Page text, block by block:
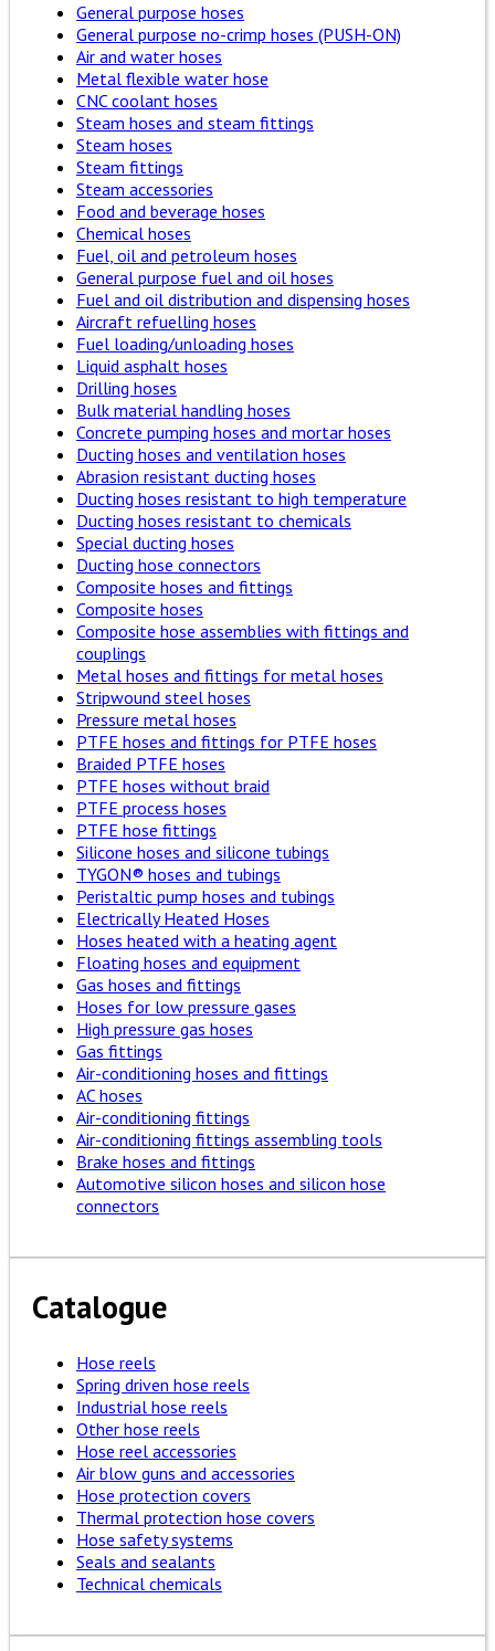
General purpose hoses
General purpose no-crimp hoses (PUSH-ON)
Air and water hoses
Metal flexible water hose
CNC coolant hoses
Steam hoses and steam fittings
Steam hoses
Steam fittings
Steam accessories
Food and beverage hoses
Chemical hoses
Fuel, oil and petroleum hoses
General purpose fuel and oil hoses
Fuel and oil distribution and dispensing hoses
Aircraft refuelling hoses
Fuel loading/unloading hoses
Liquid asphalt hoses
Drilling hoses
Bulk material handling hoses
Concrete pumping hoses and mortar hoses
Ducting hoses and ventilation hoses
Abrasion resistant ducting hoses
Ducting hoses resistant to high temperature
Ducting hoses resistant to chemicals
Special ducting hoses
Ducting hose connectors
Composite hoses and fittings
Composite hoses
Composite hose assemblies with fittings and
couplings
Metal hoses and fittings for metal hoses
Stripwound steel hoses
Pressure metal hoses
PTFE hoses and fittings for PTFE hoses
Braided PTFE hoses
PTFE hoses without braid
PTFE process hoses
PTFE hose fittings
Silicone hoses and silicone tubings
TYGON® hoses and tubings
Peristaltic pump hoses and tubings
Electrically Heated Hoses
Hoses heated with a heating agent
Floating hoses and equipment
Gas hoses and fittings
Hoses for low pressure gases
High pressure gas hoses
Gas fittings
Air-conditioning hoses and fittings
AC hoses
Air-conditioning fittings
Air-conditioning fittings assembling tools
Brake hoses and fittings
Automotive silicon hoses and silicon hose
connectors
Catalogue
Hose reels
Spring driven hose reels
Industrial hose reels
Other hose reels
Hose reel accessories
Air blow guns and accessories
Hose protection covers
Thermal protection hose covers
Hose safety systems
Seals and sealants
Technical chemicals